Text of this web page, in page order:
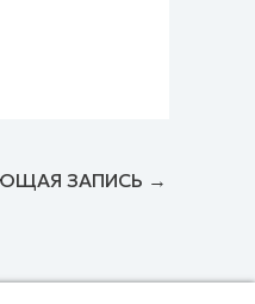
ЗАПИСЬ →